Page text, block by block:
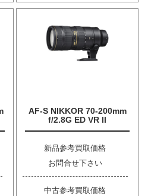
AF-S NIKKOR 70-200mm
f/2.8G ED VR II
新品参考買取価格
お問合せ下さい
中古参考買取価格